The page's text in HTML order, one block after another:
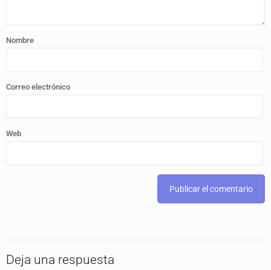
Nombre
Correo electrónico
Web
Deja una respuesta